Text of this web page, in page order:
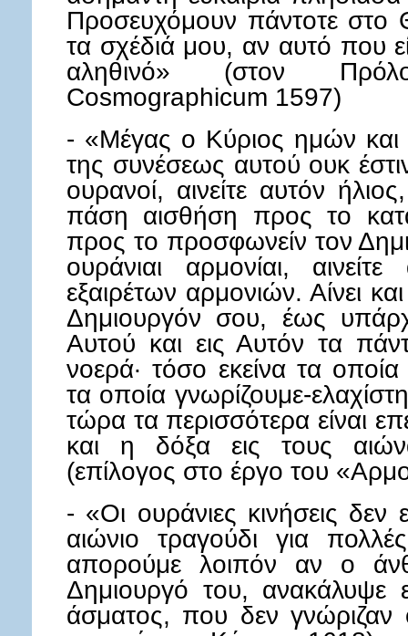
Προσευχόμουν πάντοτε στο
τα σχέδιά μου, αν αυτό που
αληθινό» (στον
Cosmographicum 1597)
- «Μέγας ο Κύριος ημών και
της συνέσεως αυτού ουκ
ουρανοί, αινείτε αυτόν
πάση αισθήση προς το
προς το προσφωνείν τον
ουράνιαι αρμονίαι,
εξαιρέτων αρμονιών. Αίνει
Δημιουργόν σου, έως
Αυτού και εις Αυτόν τα
νοερά· τόσο εκείνα τα
τα οποία γνωρίζουμε-
τώρα τα περισσότερα είναι
και η δόξα εις τους
(επίλογος στο έργο του
- «Οι ουράνιες κινήσεις δεν
αιώνιο τραγούδι για
απορούμε λοιπόν αν ο
Δημιουργό του, ανακάλυψε
άσματος, που δεν γνώριζαν